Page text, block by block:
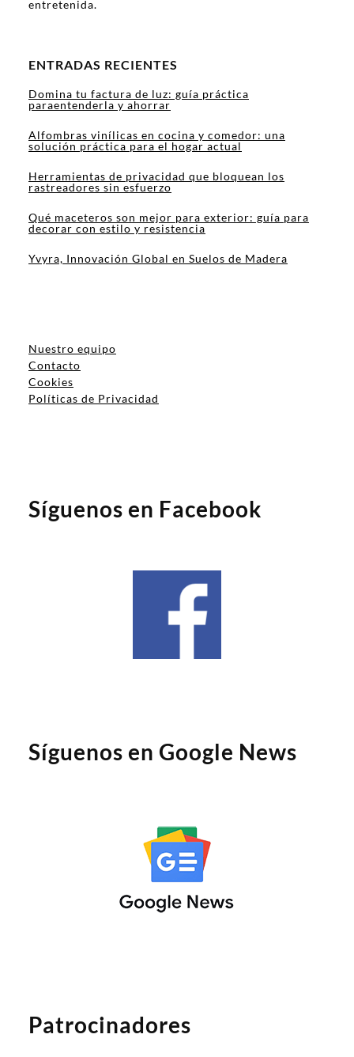
entretenida.
ENTRADAS RECIENTES
Domina tu factura de luz: guía práctica
paraentenderla y ahorrar
Alfombras vinílicas en cocina y comedor: una
solución práctica para el hogar actual
Herramientas de privacidad que bloquean los
rastreadores sin esfuerzo
Qué maceteros son mejor para exterior: guía para
decorar con estilo y resistencia
Yvyra, Innovación Global en Suelos de Madera
Nuestro equipo
Contacto
Cookies
Políticas de Privacidad
Síguenos en Facebook
Síguenos en Google News
Patrocinadores